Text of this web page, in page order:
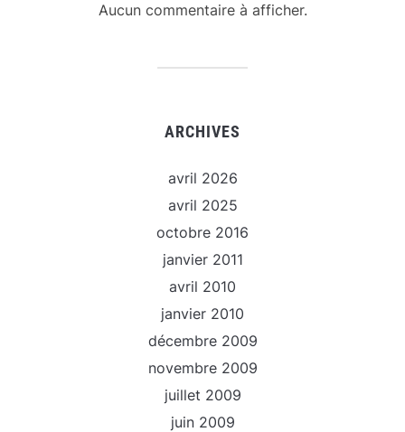
Aucun commentaire à afficher.
ARCHIVES
avril 2026
avril 2025
octobre 2016
janvier 2011
avril 2010
janvier 2010
décembre 2009
novembre 2009
juillet 2009
juin 2009